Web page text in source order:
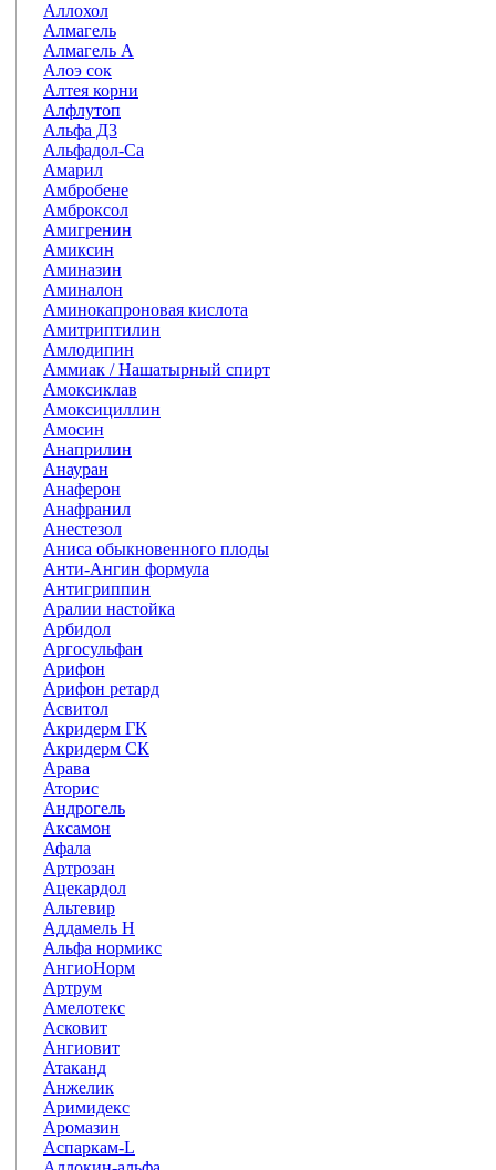
Аллохол
Алмагель
Алмагель А
Алоэ сок
Алтея корни
Алфлутоп
Альфа Д3
Альфадол-Са
Амарил
Амбробене
Амброксол
Амигренин
Амиксин
Аминазин
Аминалон
Аминокапроновая кислота
Амитриптилин
Амлодипин
Аммиак / Нашатырный спирт
Амоксиклав
Амоксициллин
Амосин
Анаприлин
Анауран
Анаферон
Анафранил
Анестезол
Аниса обыкновенного плоды
Анти-Ангин формула
Антигриппин
Аралии настойка
Арбидол
Аргосульфан
Арифон
Арифон ретард
Асвитол
Акридерм ГК
Акридерм СК
Арава
Аторис
Андрогель
Аксамон
Афала
Артрозан
Ацекардол
Альтевир
Аддамель Н
Альфа нормикс
АнгиоНорм
Артрум
Амелотекс
Асковит
Ангиовит
Атаканд
Анжелик
Аримидекс
Аромазин
Аспаркам-L